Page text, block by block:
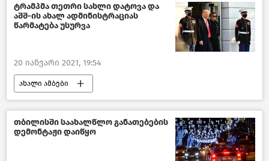
ტრამპმა თეთრი სახლი დატოვა და
აშშ-ის ახალ ადმინისტრაციას
წარმატება უსურვა
20 იანვარი 2021, 19:54
ახალი ამბები
მსოფლიოს ახალი ამბები
თბილისში საახალწლო განათებების
დემონტაჟი დაიწყო